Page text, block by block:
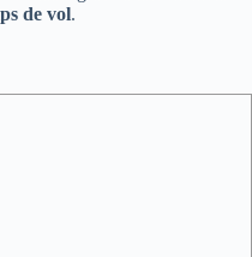
de vol.